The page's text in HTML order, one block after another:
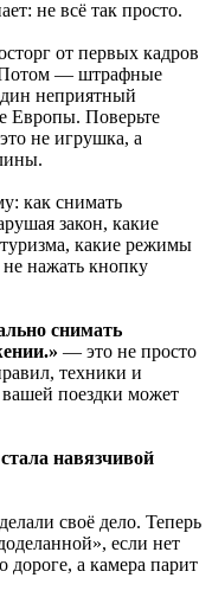
не всё так просто.
от первых кадров
— штрафные
неприятный
Европы. Поверьте
не игрушка, а
как снимать
закон, какие
какие режимы
нажать кнопку
снимать
— это не просто
техники и
вашей поездки может
навязчивой
своё дело. Теперь
если нет
дороге, а камера парит